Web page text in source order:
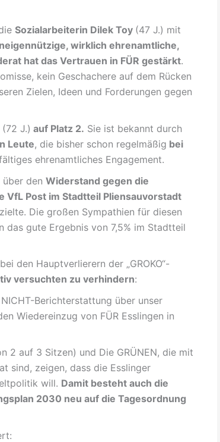
Sozialarbeiterin Dilek Toy (47 J.) mit
wirklich ehrenamtliche,
hat das Vertrauen in FÜR gestärkt.
kein Geschachere auf dem Rücken
Zielen, Ideen und Forderungen gegen
(72 J.) auf Platz 2. Sie ist bekannt durch
Leute, die bisher schon regelmäßig bei
ehrenamtliches Engagement.
den Widerstand gegen die
VfL Post im Stadtteil Pliensauvorstadt
Die großen Sympathien für diesen
gute Ergebnis von 7,5% im Stadtteil
den Hauptverlierern der „GROKO“-
versuchten zu verhindern:
Berichterstattung über unser
Wiedereinzug von FÜR Esslingen in
2 auf 3 Sitzen) und Die GRÜNEN, die mit
sind, zeigen, dass die Esslinger
will. Damit besteht auch die
2030 neu auf die Tagesordnung